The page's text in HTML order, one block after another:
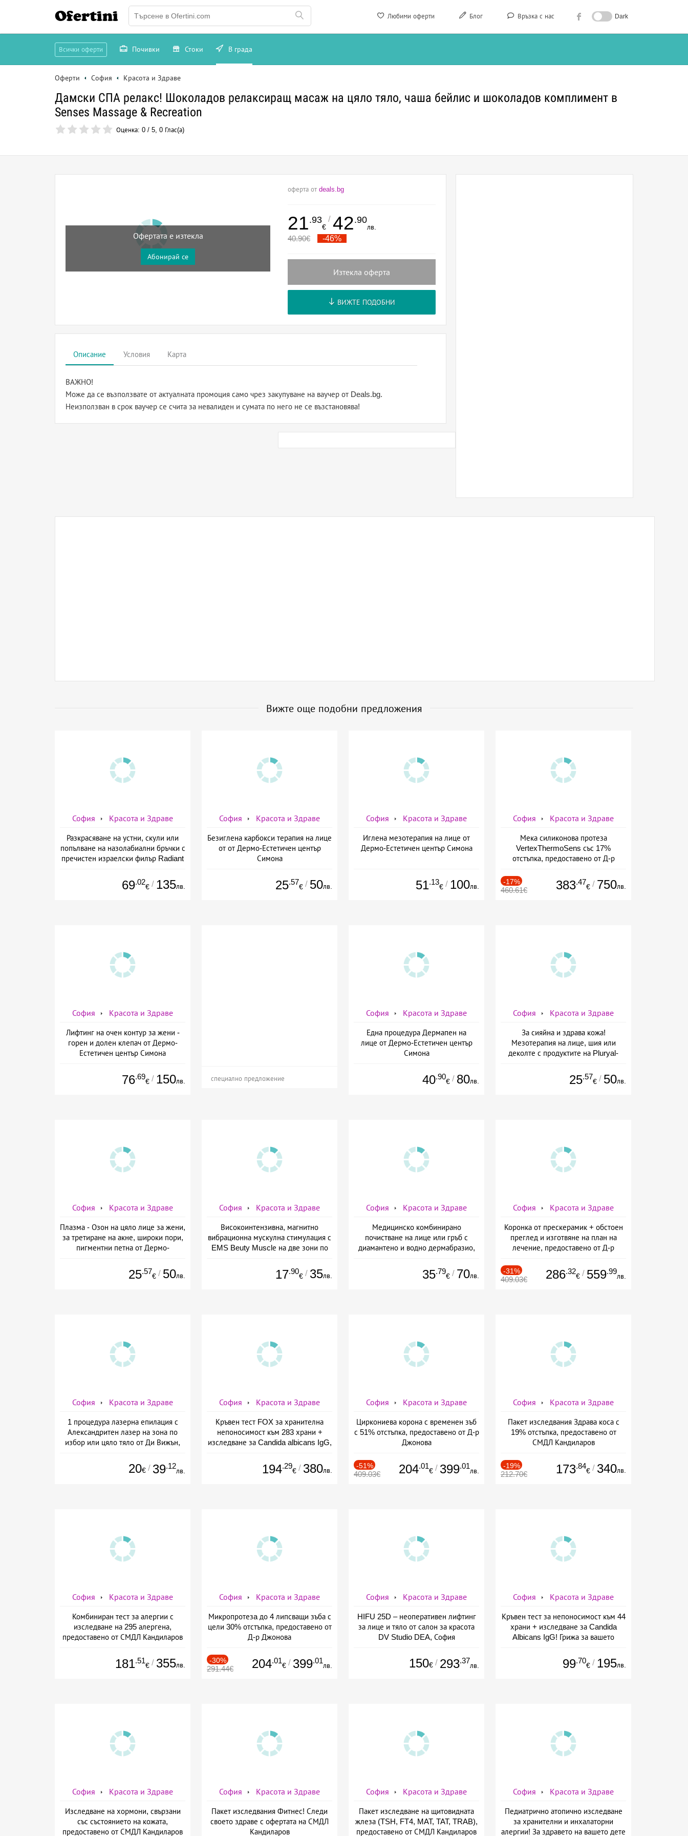
Любими оферти Блог Връзка с нас Dark
Ofertini
Всички оферти Почивки Стоки В града
Оферти София Красота и Здраве
Дамски СПА релакс! Шоколадов релаксиращ масаж на цяло тяло, чаша бейлис и шоколадов комплимент в
Senses Massage & Recreation
Оценка: 0 / 5, 0 Глас(а)
Офертата е изтекла
Абонирай се
оферта от deals.bg
21.93
€
/ 42.90
лв.
40.90€ -46%
Изтекла оферта
ВИЖТЕ ПОДОБНИ
Описание Условия Карта
ВАЖНО!
Може да се възползвате от актуалната промоция само чрез закупуване на ваучер от Deals.bg.
Неизползван в срок ваучер се счита за невалиден и сумата по него не се възстановява!
Вижте още подобни предложения
София Красота и Здраве
Разкрасяване на устни, скули или
попълване на назолабиални бръчки с
пречистен израелски филър Radiant
69.02
€ / 135лв.
София Красота и Здраве
Безиглена карбокси терапия на лице
от от Дермо-Естетичен център
Симона
25.57
€ / 50лв.
София Красота и Здраве
Иглена мезотерапия на лице от
Дермо-Естетичен център Симона
51.13
€ / 100лв.
София Красота и Здраве
Мека силиконова протеза
VertexThermoSens със 17%
отстъпка, предоставено от Д-р
-17%
460.61€ 383.47
€ / 750лв.
София Красота и Здраве
Лифтинг на очен контур за жени -
горен и долен клепач от Дермо-
Естетичен център Симона
76.69
€ / 150лв. специално предложение
София Красота и Здраве
Една процедура Дермапен на
лице от Дермо-Естетичен център
Симона
40.90
€ / 80лв.
София Красота и Здраве
За сияйна и здрава кожа!
Мезотерапия на лице, шия или
деколте с продуктите на Pluryal-
Естетичен център Симона
25.57
€ / 50лв.
София Красота и Здраве
Плазма - Озон на цяло лице за жени,
за третиране на акне, широки пори,
пигментни петна от Дермо-
25.57
€ / 50лв.
София Красота и Здраве
Високоинтензивна, магнитно
вибрационна мускулна стимулация с
EMS Beuty Musclе на две зони по
Естетичен център Симона
17.90
€ / 35лв.
София Красота и Здраве
Медицинско комбинирано
почистване на лице или гръб с
диамантено и водно дермабразио,
Естетичен център Симона
35.79
€ / 70лв.
София Красота и Здраве
Коронка от прескерамик + обстоен
преглед и изготвяне на план на
лечение, предоставено от Д-р
-31%
409.03€ 286.32
€ / 559.99
лв.
София Красота и Здраве
1 процедура лазерна епилация с
Александритен лазер на зона по
избор или цяло тяло от Ди Вижън,
20€ / 39.12
лв.
София Красота и Здраве
Кръвен тест FOX за хранителна
непоносимост към 283 храни +
изследване за Candida albicans IgG,
194.29
€ / 380лв.
София Красота и Здраве
Циркониева корона с временен зъб
с 51% отстъпка, предоставено от Д-р
Джонова
-51%
409.03€ 204.01
€ / 399.01
лв.
София Красота и Здраве
Пакет изследвания Здрава коса с
19% отстъпка, предоставено от
СМДЛ Кандиларов
-19%
212.70€ 173.84
€ / 340лв.
София Красота и Здраве
Комбиниран тест за алергии с
изследване на 295 алергена,
предоставено от СМДЛ Кандиларов
181.51
€ / 355лв.
София Красота и Здраве
Микропротезa до 4 липсващи зъба с
цели 30% отстъпка, предоставено от
Д-р Джонова
-30%
291.44€ 204.01
€ / 399.01
лв.
София Красота и Здраве
HIFU 25D – неоперативен лифтинг
за лице и тяло от салон за красота
DV Studio DEA, София
150€ / 293.37
лв.
София Красота и Здраве
Кръвен тест за непоносимост към 44
храни + изследване за Candida
Albicans IgG! Грижа за вашето
99.70
€ / 195лв.
София Красота и Здраве
Изследване на хормони, свързани
със състоянието на кожата,
предоставено от СМДЛ Кандиларов
София Красота и Здраве
Пакет изследвания Фитнес! Следи
своето здраве с офертата на СМДЛ
Кандиларов
София Красота и Здраве
Пакет изследване на щитовидната
жлеза (TSH, FT4, MAT, TAT, TRAB),
предоставено от СМДЛ Кандиларов
София Красота и Здраве
Педиатрично атопично изследване
за хранителни и инхалаторни
алергии! За здравето на вашето дете